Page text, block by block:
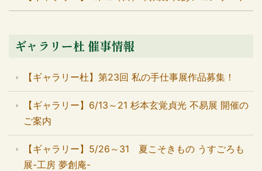
ギャラリー杜 催事情報
【ギャラリー杜】第23回 私の手仕事展作品募集！
【ギャラリー】6/13～21 杉本玄覚貞光 不易展 開催の
ご案内
【ギャラリー】5/26～31 夏こそきもの うすごろも
展-工房 夢創庵-